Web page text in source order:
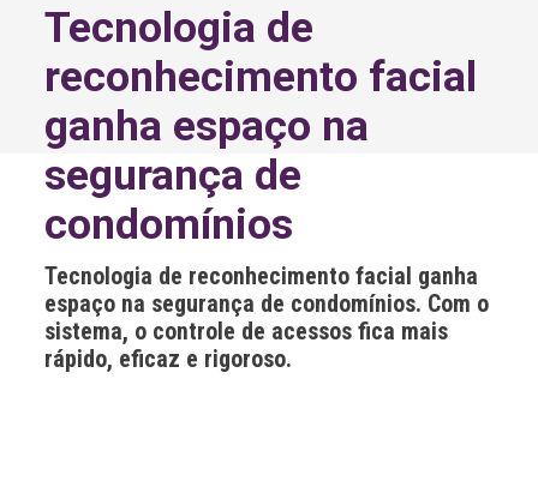
r
n
v
e
:
Tecnologia de
reconhecimento facial
ganha espaço na
segurança de
condomínios
Tecnologia de reconhecimento facial ganha
espaço na segurança de condomínios. Com o
sistema, o controle de acessos fica mais
rápido, eficaz e rigoroso.